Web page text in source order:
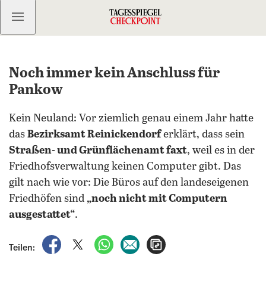
Kostenlos anmelden
Noch immer kein Anschluss für
Pankow
Kein Neuland: Vor ziemlich genau einem Jahr hatte
das Bezirksamt Reinickendorferklärt, dass sein
Straßen- und Grünflächenamt faxt, weil es in der
Friedhofsverwaltung keinen Computer gibt. Das
gilt nach wie vor: Die Büros auf den landeseigenen
Friedhöfen sind „noch nicht mit Computern
ausgestattet“.
Teilen:
auf Facebook teilen
auf X teilenper WhatsApp teilen
per E-Mail teilen